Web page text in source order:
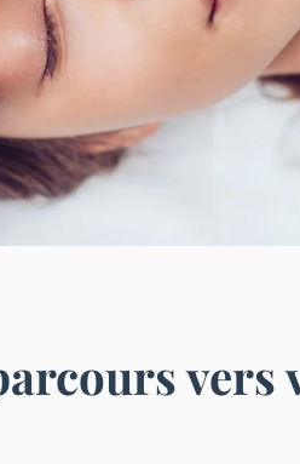
vers